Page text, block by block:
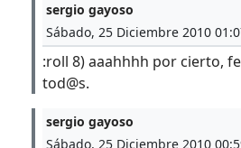
sergio gayoso
Sábado, 25 Diciembre 2010
:roll 8) aaahhhh por cierto,
tod@s.
sergio gayoso
Sábado, 25 Diciembre 2010